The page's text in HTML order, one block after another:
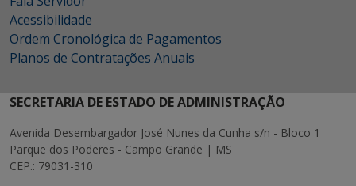
Acessibilidade
Ordem Cronológica de Pagamentos
Planos de Contratações Anuais
SECRETARIA DE ESTADO DE ADMINISTRAÇÃO
Avenida Desembargador José Nunes da Cunha s/n - Bloco 1
Parque dos Poderes - Campo Grande | MS
CEP.: 79031-310